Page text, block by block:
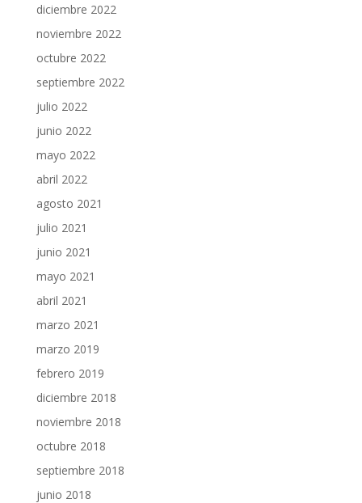
diciembre 2022
noviembre 2022
octubre 2022
septiembre 2022
julio 2022
junio 2022
mayo 2022
abril 2022
agosto 2021
julio 2021
junio 2021
mayo 2021
abril 2021
marzo 2021
marzo 2019
febrero 2019
diciembre 2018
noviembre 2018
octubre 2018
septiembre 2018
junio 2018